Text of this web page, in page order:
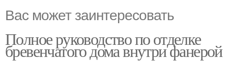
Вас может заинтересовать
Полное руководство по отделке
бревенчатого дома внутри фанерой